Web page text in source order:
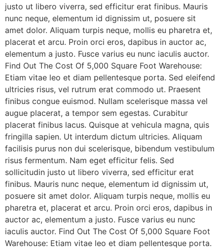
justo ut libero viverra, sed efficitur erat finibus. Mauris
nunc neque, elementum id dignissim ut, posuere sit
amet dolor. Aliquam turpis neque, mollis eu pharetra et,
placerat et arcu. Proin orci eros, dapibus in auctor ac,
elementum a justo. Fusce varius eu nunc iaculis auctor.
Find Out The Cost Of 5,000 Square Foot Warehouse:
Etiam vitae leo et diam pellentesque porta. Sed eleifend
ultricies risus, vel rutrum erat commodo ut. Praesent
finibus congue euismod. Nullam scelerisque massa vel
augue placerat, a tempor sem egestas. Curabitur
placerat finibus lacus. Quisque at vehicula magna, quis
fringilla sapien. Ut interdum dictum ultricies. Aliquam
facilisis purus non dui scelerisque, bibendum vestibulum
risus fermentum. Nam eget efficitur felis. Sed
sollicitudin justo ut libero viverra, sed efficitur erat
finibus. Mauris nunc neque, elementum id dignissim ut,
posuere sit amet dolor. Aliquam turpis neque, mollis eu
pharetra et, placerat et arcu. Proin orci eros, dapibus in
auctor ac, elementum a justo. Fusce varius eu nunc
iaculis auctor. Find Out The Cost Of 5,000 Square Foot
Warehouse: Etiam vitae leo et diam pellentesque porta.